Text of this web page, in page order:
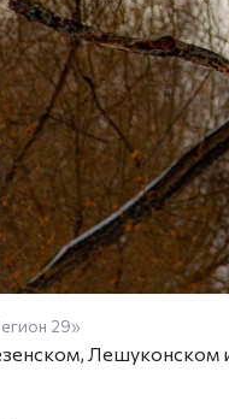
29»
Лешуконском